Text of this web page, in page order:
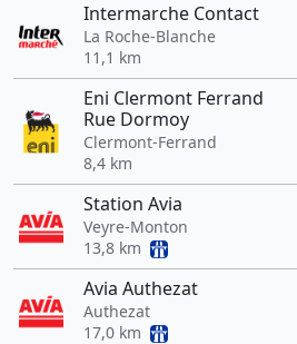
Intermarche Contact
La Roche-Blanche
11,1 km
Eni Clermont Ferrand
Rue Dormoy
Clermont-Ferrand
8,4 km
Station Avia
Veyre-Monton
13,8 km
Avia Authezat
Authezat
17,0 km